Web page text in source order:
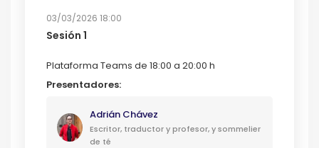
03/03/2026 18:00
Sesión 1
Plataforma Teams de 18:00 a 20:00 h
Presentadores:
Adrián Chávez
Escritor, traductor y profesor, y sommelier
de té